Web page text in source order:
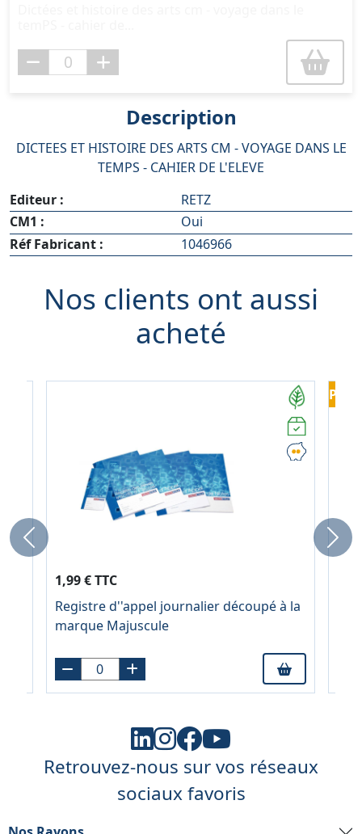
Description
DICTEES ET HISTOIRE DES ARTS CM - VOYAGE DANS LE
TEMPS - CAHIER DE L'ELEVE
Editeur :
RETZ
CM1 :
Oui
Réf Fabricant :
1046966
Nos clients ont aussi
acheté
1,99 € TTC
Registre d''appel journalier découpé à la
marque Majuscule
Previous Next
Retrouvez-nous sur vos réseaux
sociaux favoris